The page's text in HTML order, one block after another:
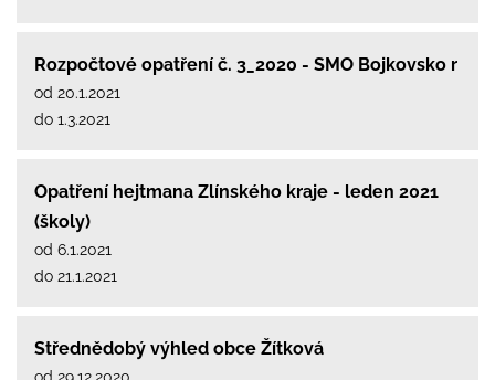
Rozpočtové opatření č. 3_2020 - SMO Bojkovsko r
od 20.1.2021
do 1.3.2021
Opatření hejtmana Zlínského kraje - leden 2021
(školy)
od 6.1.2021
do 21.1.2021
Střednědobý výhled obce Žítková
od 29.12.2020